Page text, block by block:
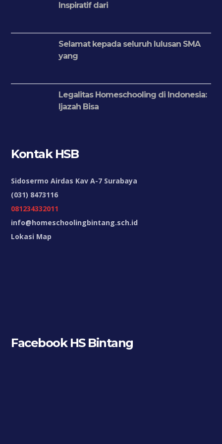
Inspiratif dari
Selamat kepada seluruh lulusan SMA
yang
Legalitas Homeschooling di Indonesia:
Ijazah Bisa
Kontak HSB
Sidosermo Airdas Kav A-7 Surabaya
(031) 8473116
081234332011
info@homeschoolingbintang.sch.id
Lokasi Map
Facebook HS Bintang